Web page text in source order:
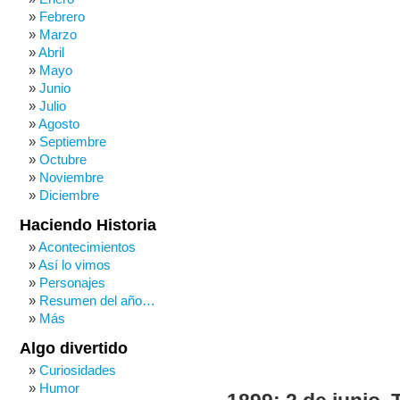
Febrero
Marzo
Abril
Mayo
Junio
Julio
Agosto
Septiembre
Octubre
Noviembre
Diciembre
Haciendo Historia
Acontecimientos
Así lo vimos
Personajes
Resumen del año…
Más
Algo divertido
Curiosidades
Humor